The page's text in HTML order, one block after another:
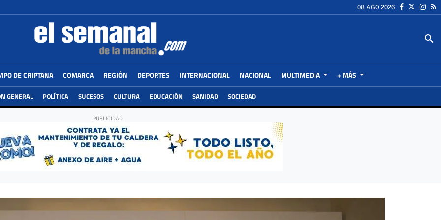
08 AGO 2026
search
DE CRIPTANA COMARCA REGIÓN DEPORTES INTERNACIONAL NACIONAL MULTIMEDIA + MÁS
GENERAL POLÍTICA SUCESOS CULTURA EDUCACIÓN SANIDAD SOCIEDAD